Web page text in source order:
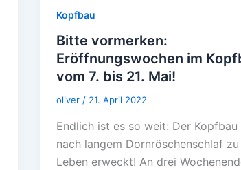
Kopfbau
Bitte vormerken:
Eröffnungswochen im
vom 7. bis 21. Mai!
oliver / 21. April 2022
Endlich ist es so weit: Der Kopfbau
nach langem Dornröschenschlaf zu
Leben erweckt! An drei